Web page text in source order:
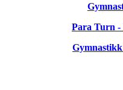
Para Turn -